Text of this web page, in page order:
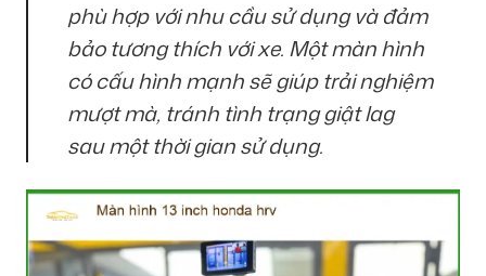
phù hợp với nhu cầu sử dụng và đảm
bảo tương thích với xe. Một màn hình
có cấu hình mạnh sẽ giúp trải nghiệm
mượt mà, tránh tình trạng giật lag
sau một thời gian sử dụng.